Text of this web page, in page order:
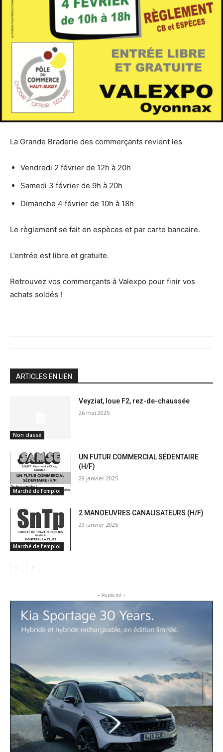
La Grande Braderie des commerçants revient les
Vendredi 2 février de 12h à 20h
Samedi 3 février de 9h à 20h
Dimanche 4 février de 10h à 18h
Le règlement se fait en espèces et par carte bancaire.
L’entrée est libre et gratuite.
Retrouvez vos commerçants à Valexpo pour finir vos
achats soldés !
ARTICLES EN LIEN
Non classé
Veyziat, loue F2, rez-de-chaussée
26 mai 2025
Marché de l’emploi
UN FUTUR COMMERCIAL SÉDENTAIRE
(H/F)
29 janvier 2025
Marché de l’emploi
2 MANOEUVRES CANALISATEURS (H/F)
29 janvier 2025
- Publicité -